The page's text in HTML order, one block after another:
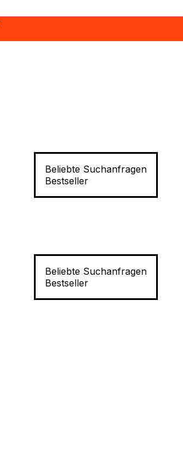
Beliebte Suchanfragen
Bestseller
Beliebte Suchanfragen
Bestseller